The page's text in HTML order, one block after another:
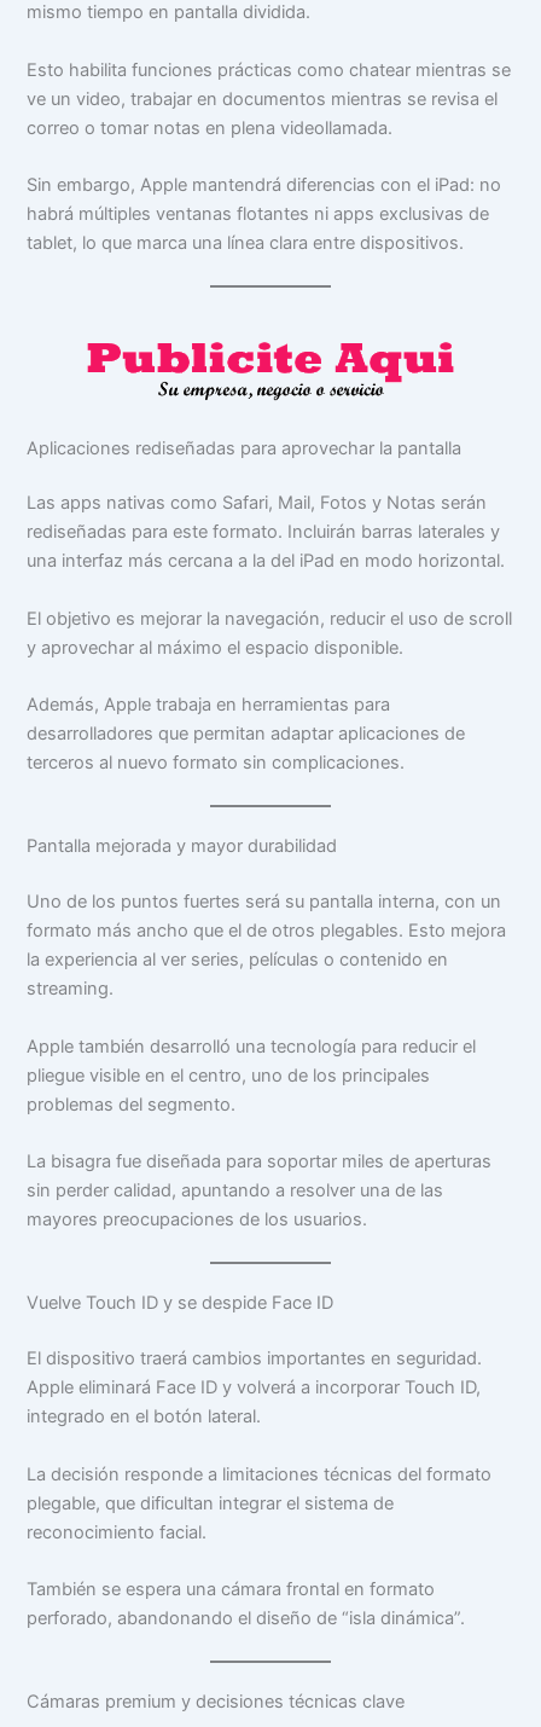
mismo tiempo en pantalla dividida.
Esto habilita funciones prácticas como chatear mientras se
ve un video, trabajar en documentos mientras se revisa el
correo o tomar notas en plena videollamada.
Sin embargo, Apple mantendrá diferencias con el iPad: no
habrá múltiples ventanas flotantes ni apps exclusivas de
tablet, lo que marca una línea clara entre dispositivos.
Aplicaciones rediseñadas para aprovechar la pantalla
Las apps nativas como Safari, Mail, Fotos y Notas serán
rediseñadas para este formato. Incluirán barras laterales y
una interfaz más cercana a la del iPad en modo horizontal.
El objetivo es mejorar la navegación, reducir el uso de scroll
y aprovechar al máximo el espacio disponible.
Además, Apple trabaja en herramientas para
desarrolladores que permitan adaptar aplicaciones de
terceros al nuevo formato sin complicaciones.
Pantalla mejorada y mayor durabilidad
Uno de los puntos fuertes será su pantalla interna, con un
formato más ancho que el de otros plegables. Esto mejora
la experiencia al ver series, películas o contenido en
streaming.
Apple también desarrolló una tecnología para reducir el
pliegue visible en el centro, uno de los principales
problemas del segmento.
La bisagra fue diseñada para soportar miles de aperturas
sin perder calidad, apuntando a resolver una de las
mayores preocupaciones de los usuarios.
Vuelve Touch ID y se despide Face ID
El dispositivo traerá cambios importantes en seguridad.
Apple eliminará Face ID y volverá a incorporar Touch ID,
integrado en el botón lateral.
La decisión responde a limitaciones técnicas del formato
plegable, que dificultan integrar el sistema de
reconocimiento facial.
También se espera una cámara frontal en formato
perforado, abandonando el diseño de “isla dinámica”.
Cámaras premium y decisiones técnicas clave